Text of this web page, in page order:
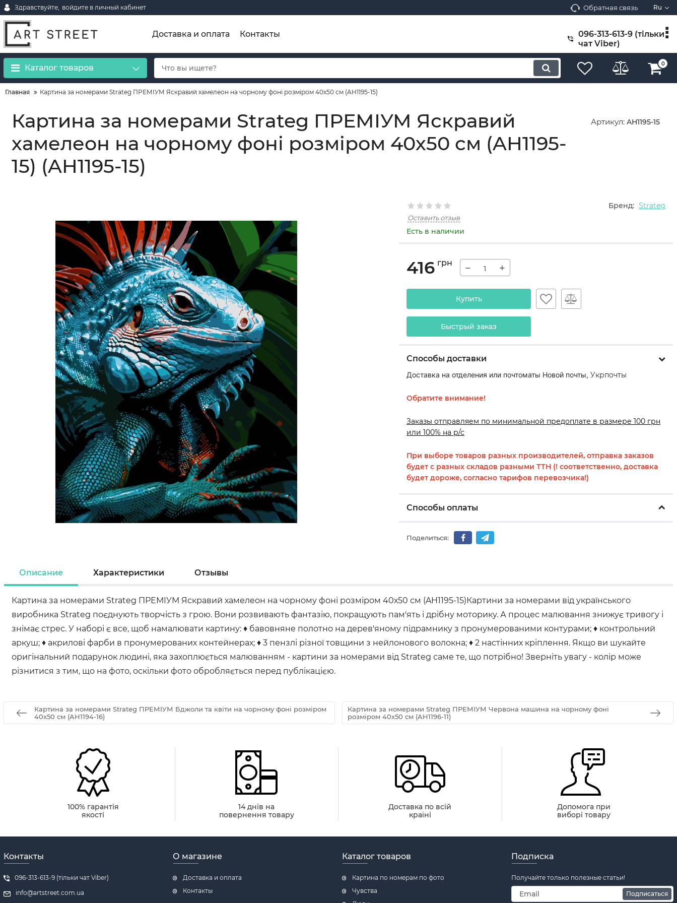
Здравствуйте, войдите в личный кабинет Обратная связь Ru
Доставка и оплата Контакты
096-313-613-9 (тільки
чат Viber)
Каталог товаров 0
Главная Картина за номерами Strateg ПРЕМІУМ Яскравий хамелеон на чорному фоні розміром 40х50 см (AH1195-15)
Картина за номерами Strateg ПРЕМІУМ Яскравий
хамелеон на чорному фоні розміром 40х50 см (AH1195-
15) (AH1195-15)
Артикул: AH1195-15
Бренд: Strateg
Оставить отзыв
Есть в наличии
416 грн − +
Купить
Быстрый заказ
Способы доставки
Доставка на отделения или почтоматы Новой почты, Укрпочты
Обратите внимание!
Заказы отправляем по минимальной предоплате в размере 100 грн
или 100% на р/с
При выборе товаров разных производителей, отправка заказов
будет с разных складов разными ТТН (! соответственно, доставка
будет дороже, согласно тарифов перевозчика!)
Способы оплаты
Поделиться:
Описание Характеристики Отзывы
Картина за номерами Strateg ПРЕМІУМ Яскравий хамелеон на чорному фоні розміром 40х50 см (AH1195-15)Картини за номерами від українського
виробника Strateg поєднують творчість з грою. Вони розвивають фантазію, покращують пам'ять і дрібну моторику. А процес малювання знижує тривогу і
знімає стрес. У наборі є все, щоб намалювати картину: ♦ бавовняне полотно на дерев'яному підрамнику з пронумерованими контурами; ♦ контрольний
аркуш; ♦ акрилові фарби в пронумерованих контейнерах; ♦ 3 пензлі різної товщини з нейлонового волокна; ♦ 2 настінних кріплення. Якщо ви шукайте
оригінальний подарунок людині, яка захоплюється малюванням - картини за номерами від Strateg саме те, що потрібно! Зверніть увагу - колір може
різнитися з тим, що на фото, оскільки фото обробляється перед публікацією.
Картина за номерами Strateg ПРЕМІУМ Бджоли та квіти на чорному фоні розміром
40х50 см (AH1194-16)
Картина за номерами Strateg ПРЕМІУМ Червона машина на чорному фоні
розміром 40х50 см (AH1196-11)
100% гарантія
якості
14 днів на
повернення товару
Доставка по всій
країні
Допомога при
виборі товару
Контакты
096-313-613-9 (тільки чат Viber)
info@artstreet.com.ua
О магазине
Доставка и оплата
Контакты
Каталог товаров
Картина по номерам по фото
Чувства
Подписка
Получайте только полезные статьи!
Подписаться